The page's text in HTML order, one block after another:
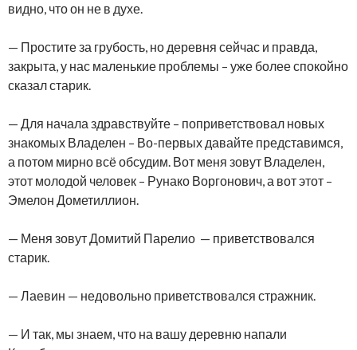
видно, что он не в духе.
— Простите за грубость, но деревня сейчас и правда,
закрыта, у нас маленькие проблемы – уже более спокойно
сказал старик.
— Для начала здравствуйте – поприветствовал новых
знакомых Владелен – Во-первых давайте представимся,
а потом мирно всё обсудим. Вот меня зовут Владелен,
этот молодой человек – Рунако Воргонович, а вот этот –
Эмелон Дометиллион.
— Меня зовут Домитий Парелио — приветствовался
старик.
— Лаевин — недовольно приветствовался стражник.
— И так, мы знаем, что на вашу деревню напали